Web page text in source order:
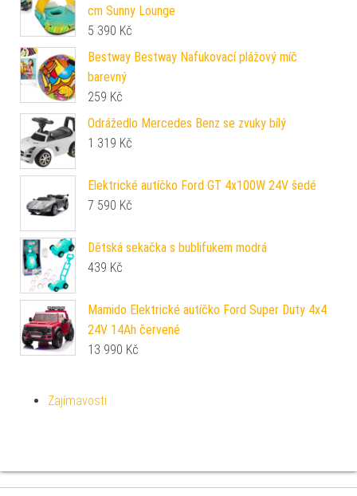
cm Sunny Lounge
5 390 Kč
Bestway Bestway Nafukovací plážový míč
barevný
259 Kč
Odrážedlo Mercedes Benz se zvuky bílý
1 319 Kč
Elektrické autíčko Ford GT 4x100W 24V šedé
7 590 Kč
Dětská sekačka s bublifukem modrá
439 Kč
Mamido Elektrické autíčko Ford Super Duty 4x4
24V 14Ah červené
13 990 Kč
Zajímavosti